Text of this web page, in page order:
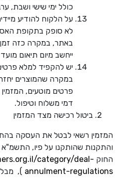
כולל ימי שישי ושבת,
על הלקוח להודיע
לא סופק בתקופת
באתר, במקרה כזה
ייחשב מיום תיאום
יש להקפיד למלא
במקרה שהמוצרים
פרטים מוטעים, המזמין
דמי משלוח וטיפול.
ביטול רכישה מצד המזמין
המזמין רשאי לבטל את העסקה
החוק category/deal-
annulment-regulations
),